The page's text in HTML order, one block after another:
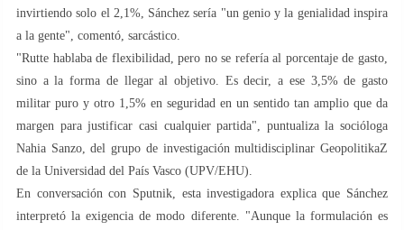
invirtiendo solo el 2,1%, Sánchez sería "un genio y la genialidad inspira
a la gente", comentó, sarcástico.
"Rutte hablaba de flexibilidad, pero no se refería al porcentaje de gasto,
sino a la forma de llegar al objetivo. Es decir, a ese 3,5% de gasto
militar puro y otro 1,5% en seguridad en un sentido tan amplio que da
margen para justificar casi cualquier partida", puntualiza la socióloga
Nahia Sanzo, del grupo de investigación multidisciplinar GeopolitikaZ
de la Universidad del País Vasco (UPV/EHU).
En conversación con Sputnik, esta investigadora explica que Sánchez
interpretó la exigencia de modo diferente. "Aunque la formulación es